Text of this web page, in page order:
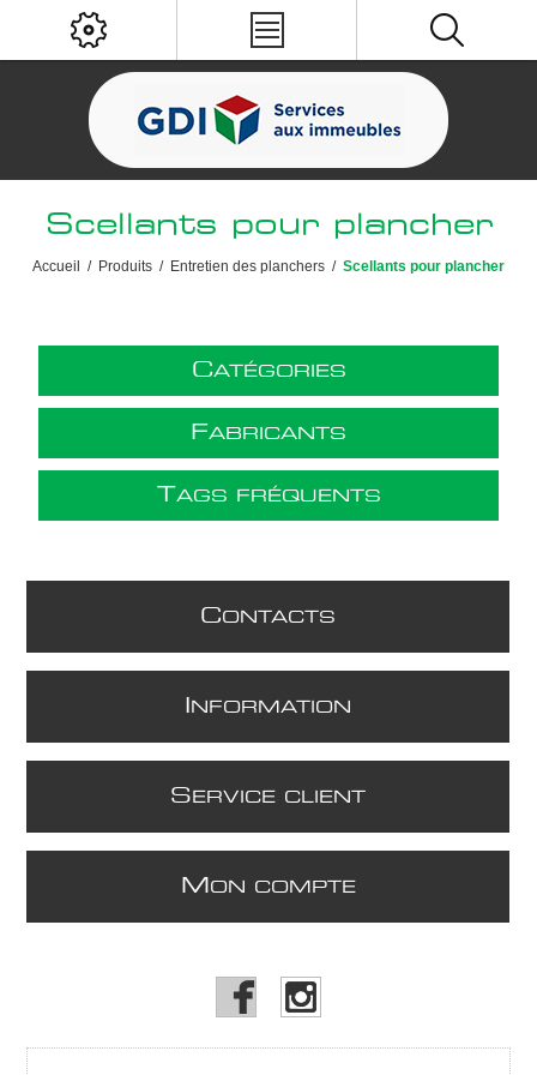
Scellants pour plancher
Accueil / Produits / Entretien des planchers / Scellants pour plancher
CATÉGORIES
FABRICANTS
TAGS FRÉQUENTS
CONTACTS
NFORMATION
S ERVICE CLIENT
M ON COMPTE